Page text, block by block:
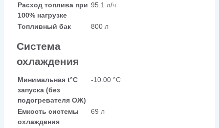
Расход топлива при
100% нагрузке
95.1 л/ч
Топливный бак 800 л
Система
охлаждения
Минимальная t°С
запуска (без
подогревателя ОЖ)
-10.00 °С
Емкость системы
охлаждения
69 л